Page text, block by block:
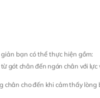
bạn có thể thực hiện gồm:
gót chân đến ngón chân với lực
chân cho đến khi cảm thấy lòng